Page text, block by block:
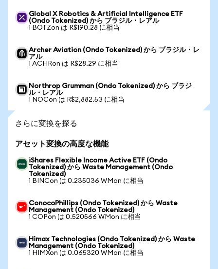
Global X Robotics & Artificial Intelligence ETF
(Ondo Tokenized) から ブラジル・レアル
1 BOTZon は R$190.28 に相当
Archer Aviation (Ondo Tokenized) から ブラジル・レ
アル
1 ACHRon は R$28.29 に相当
Northrop Grumman (Ondo Tokenized) から ブラジ
ル・レアル
1 NOCon は R$2,882.53 に相当
さらに変換を探る
アセット変換の高度な機能
iShares Flexible Income Active ETF (Ondo
Tokenized) から Waste Management (Ondo
Tokenized)
1 BINCon は 0.235036 WMon に相当
ConocoPhillips (Ondo Tokenized) から Waste
Management (Ondo Tokenized)
1 COPon は 0.520566 WMon に相当
Himax Technologies (Ondo Tokenized) から Waste
Management (Ondo Tokenized)
1 HIMXon は 0.065320 WMon に相当